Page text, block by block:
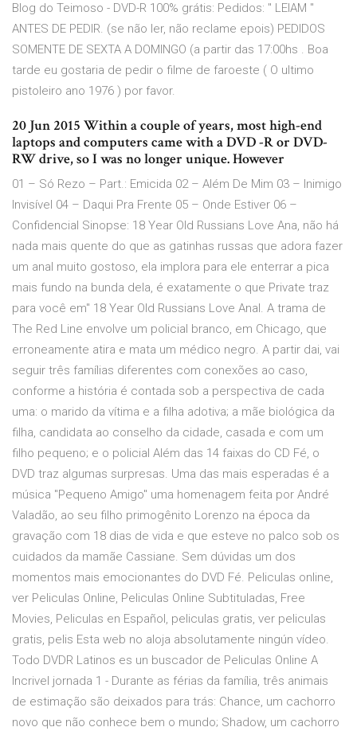
Blog do Teimoso - DVD-R 100% grátis: Pedidos: " LEIAM "
ANTES DE PEDIR. (se não ler, não reclame epois) PEDIDOS
SOMENTE DE SEXTA A DOMINGO (a partir das 17:00hs . Boa
tarde eu gostaria de pedir o filme de faroeste ( O ultimo
pistoleiro ano 1976 ) por favor.
20 Jun 2015 Within a couple of years, most high-end
laptops and computers came with a DVD -R or DVD-
RW drive, so I was no longer unique. However
01 – Só Rezo – Part.: Emicida 02 – Além De Mim 03 – Inimigo
Invisível 04 – Daqui Pra Frente 05 – Onde Estiver 06 –
Confidencial Sinopse: 18 Year Old Russians Love Ana, não há
nada mais quente do que as gatinhas russas que adora fazer
um anal muito gostoso, ela implora para ele enterrar a pica
mais fundo na bunda dela, é exatamente o que Private traz
para você em" 18 Year Old Russians Love Anal. A trama de
The Red Line envolve um policial branco, em Chicago, que
erroneamente atira e mata um médico negro. A partir dai, vai
seguir três famílias diferentes com conexões ao caso,
conforme a história é contada sob a perspectiva de cada
uma: o marido da vítima e a filha adotiva; a mãe biológica da
filha, candidata ao conselho da cidade, casada e com um
filho pequeno; e o policial Além das 14 faixas do CD Fé, o
DVD traz algumas surpresas. Uma das mais esperadas é a
música "Pequeno Amigo" uma homenagem feita por André
Valadão, ao seu filho primogênito Lorenzo na época da
gravação com 18 dias de vida e que esteve no palco sob os
cuidados da mamãe Cassiane. Sem dúvidas um dos
momentos mais emocionantes do DVD Fé. Peliculas online,
ver Peliculas Online, Peliculas Online Subtituladas, Free
Movies, Peliculas en Español, peliculas gratis, ver peliculas
gratis, pelis Esta web no aloja absolutamente ningún vídeo.
Todo DVDR Latinos es un buscador de Peliculas Online A
Incrivel jornada 1 - Durante as férias da família, três animais
de estimação são deixados para trás: Chance, um cachorro
novo que não conhece bem o mundo; Shadow, um cachorro